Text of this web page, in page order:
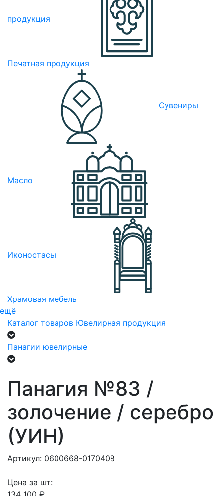
продукция
Печатная продукция
Сувениры
Масло
Иконостасы
Храмовая мебель
ещё
Каталог товаров Ювелирная продукция
Панагии ювелирные
Панагия №83 /
золочение / серебро
(УИН)
Артикул: 0600668-0170408
Цена за шт:
134 100 ₽